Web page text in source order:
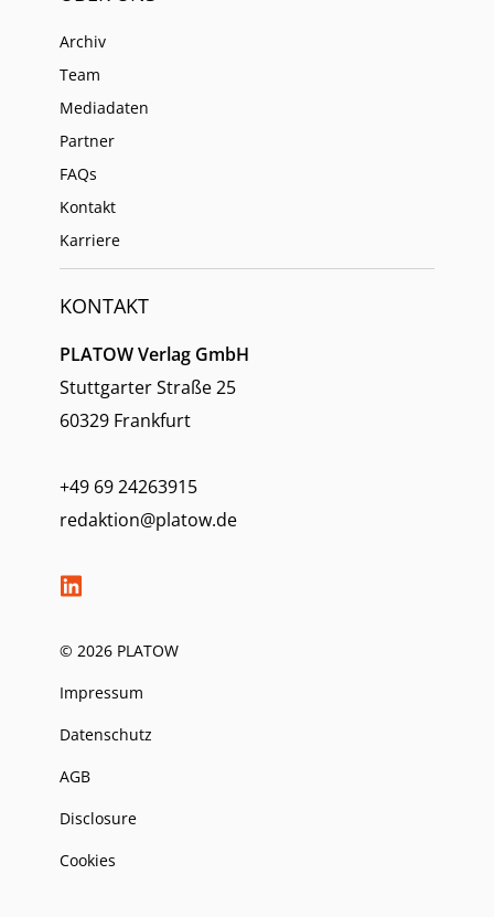
Archiv
Team
Mediadaten
Partner
FAQs
Kontakt
Karriere
KONTAKT
PLATOW Verlag GmbH
Stuttgarter Straße 25
60329 Frankfurt
+49 69 24263915
redaktion@platow.de
© 2026 PLATOW
Impressum
Datenschutz
AGB
Disclosure
Cookies